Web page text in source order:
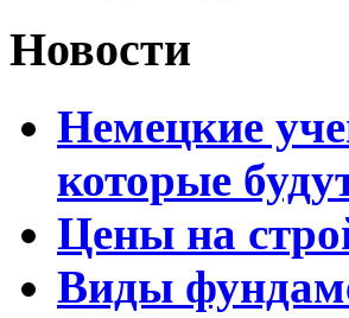
Новости
Немецкие
которые
Цены на
Виды